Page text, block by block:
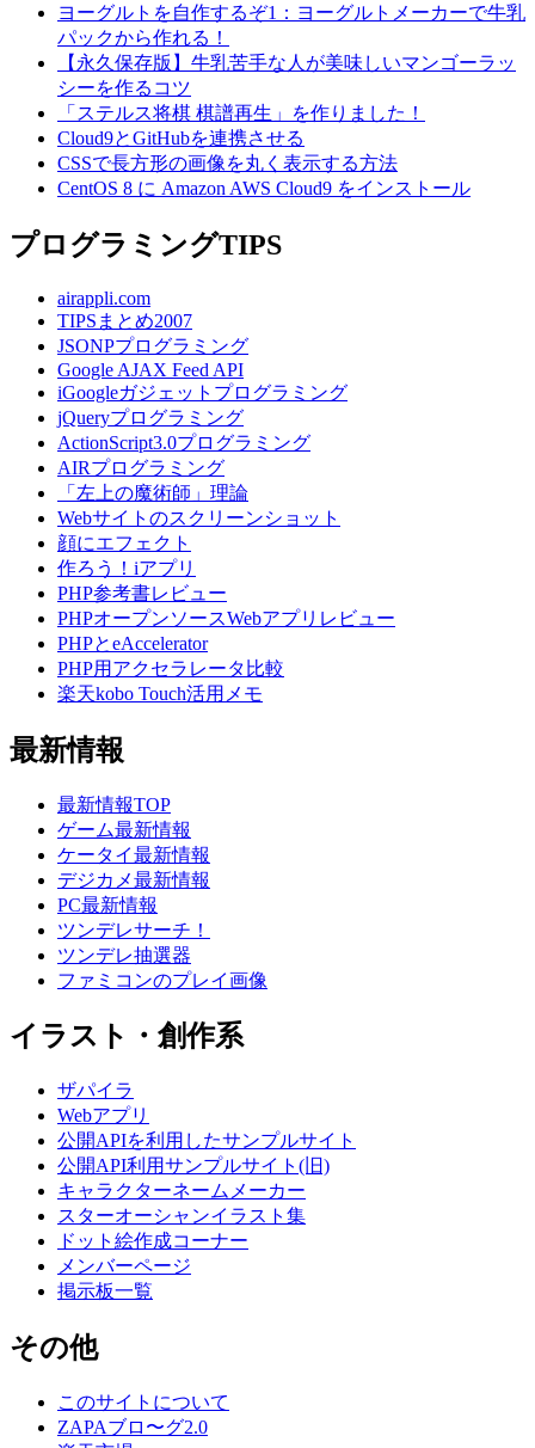
ヨーグルトを自作するぞ1：ヨーグルトメーカーで牛乳
パックから作れる！
【永久保存版】牛乳苦手な人が美味しいマンゴーラッ
シーを作るコツ
「ステルス将棋 棋譜再生」を作りました！
Cloud9とGitHubを連携させる
CSSで長方形の画像を丸く表示する方法
CentOS 8 に Amazon AWS Cloud9 をインストール
プログラミングTIPS
airappli.com
TIPSまとめ2007
JSONPプログラミング
Google AJAX Feed API
iGoogleガジェットプログラミング
jQueryプログラミング
ActionScript3.0プログラミング
AIRプログラミング
「左上の魔術師」理論
Webサイトのスクリーンショット
顔にエフェクト
作ろう！iアプリ
PHP参考書レビュー
PHPオープンソースWebアプリレビュー
PHPとeAccelerator
PHP用アクセラレータ比較
楽天kobo Touch活用メモ
最新情報
最新情報TOP
ゲーム最新情報
ケータイ最新情報
デジカメ最新情報
PC最新情報
ツンデレサーチ！
ツンデレ抽選器
ファミコンのプレイ画像
イラスト・創作系
ザパイラ
Webアプリ
公開APIを利用したサンプルサイト
公開API利用サンプルサイト(旧)
キャラクターネームメーカー
スターオーシャンイラスト集
ドット絵作成コーナー
メンバーページ
掲示板一覧
その他
このサイトについて
ZAPAブロ〜グ2.0